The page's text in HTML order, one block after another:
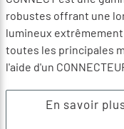
robustes offrant une
lumineux
toutes les principales
l'aide d'un
En savoir